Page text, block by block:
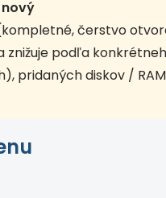
čerstvo
znižuje podľa
pridaných diskov /